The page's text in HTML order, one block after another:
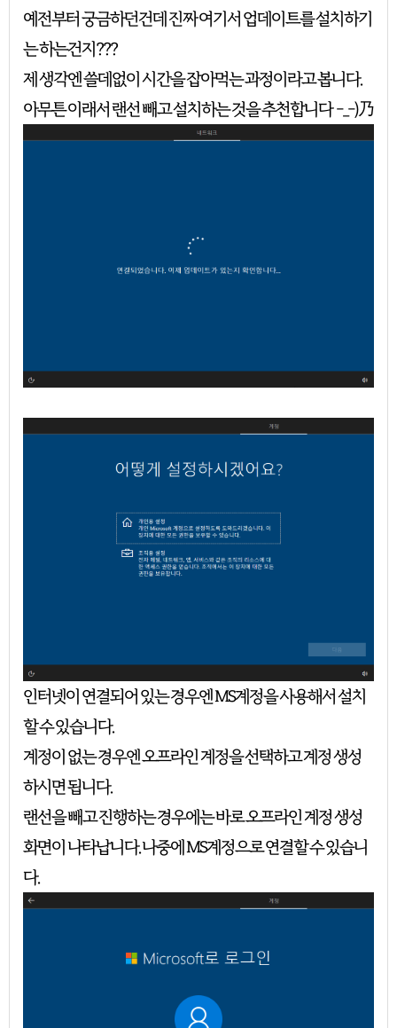
예전부터 궁금하던건데 진짜 여기서 업데이트를 설치하기
는 하는건지???
제 생각엔 쓸데없이 시간을 잡아먹는 과정이라고 봅니다.
아무튼 이래서 랜선 빼고 설치하는 것을 추천합니다 -_-)乃
인터넷이 연결되어 있는 경우엔 MS계정을 사용해서 설치
할 수 있습니다.
계정이 없는 경우엔 오프라인 계정을 선택하고 계정 생성
하시면 됩니다.
랜선을 빼고 진행하는 경우에는 바로 오프라인 계정 생성
화면이 나타납니다. 나중에 MS계정으로 연결할 수 있습니
다.